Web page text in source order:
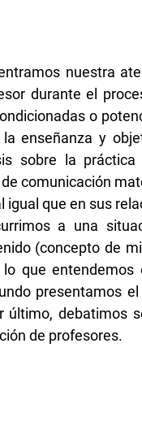
nuestra
durante el
o
enseñanza y
sobre la
comunicación
igual que en sus
a una
(concepto de
lo que
presentamos
último, debatimos
de profesores.